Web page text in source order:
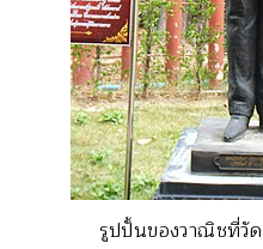
รูปปั้นของวาณิชที่วั